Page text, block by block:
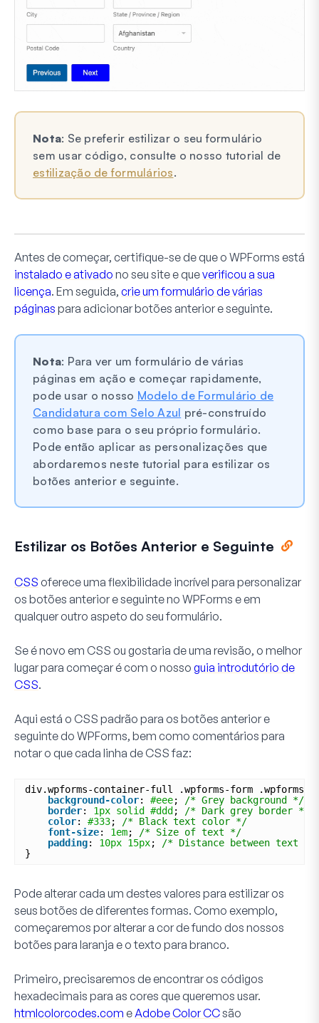
Nota: Se preferir estilizar o seu formulário
sem usar código, consulte o nosso tutorial de
estilização de formulários.
Antes de começar, certifique-se de que o WPForms está
instalado e ativado no seu site e queverificou a sua
licença. Em seguida, crie um formulário de várias
páginas para adicionar botões anterior e seguinte.
Nota: Para ver um formulário de várias
páginas em ação e começar rapidamente,
pode usar o nosso Modelo de Formulário de
Candidatura com Selo Azul pré-construído
como base para o seu próprio formulário.
Pode então aplicar as personalizações que
abordaremos neste tutorial para estilizar os
botões anterior e seguinte.
Estilizar os Botões Anterior e Seguinte
CSS oferece uma flexibilidade incrível para personalizar
os botões anterior e seguinte no WPForms e em
qualquer outro aspeto do seu formulário.
Se é novo em CSS ou gostaria de uma revisão, o melhor
lugar para começar é com o nosso guia introdutório de
CSS.
Aqui está o CSS padrão para os botões anterior e
seguinte do WPForms, bem como comentários para
notar o que cada linha de CSS faz:
div.wpforms-container-full .wpforms-form .wpforms-
background-color: #eee; /* Grey background */
border: 1px solid #ddd ; /* Dark grey border */
color: #333; /* Black text color */
font-size: 1em; /* Size of text */
padding: 10px 15px; /* Distance between text
}
Pode alterar cada um destes valores para estilizar os
seus botões de diferentes formas. Como exemplo,
começaremos por alterar a cor de fundo dos nossos
botões para laranja e o texto para branco.
Primeiro, precisaremos de encontrar os códigos
hexadecimais para as cores que queremos usar.
htmlcolorcodes.com eAdobe Color CCsão